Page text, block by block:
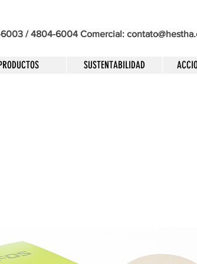
6003 / 4804-6004 Comercial:
SUSTENTABILIDAD